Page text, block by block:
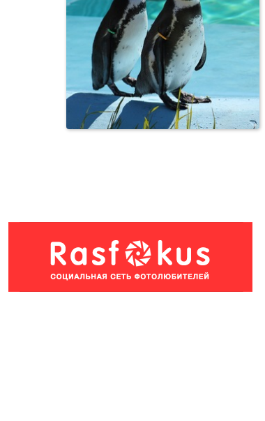
Пингвины